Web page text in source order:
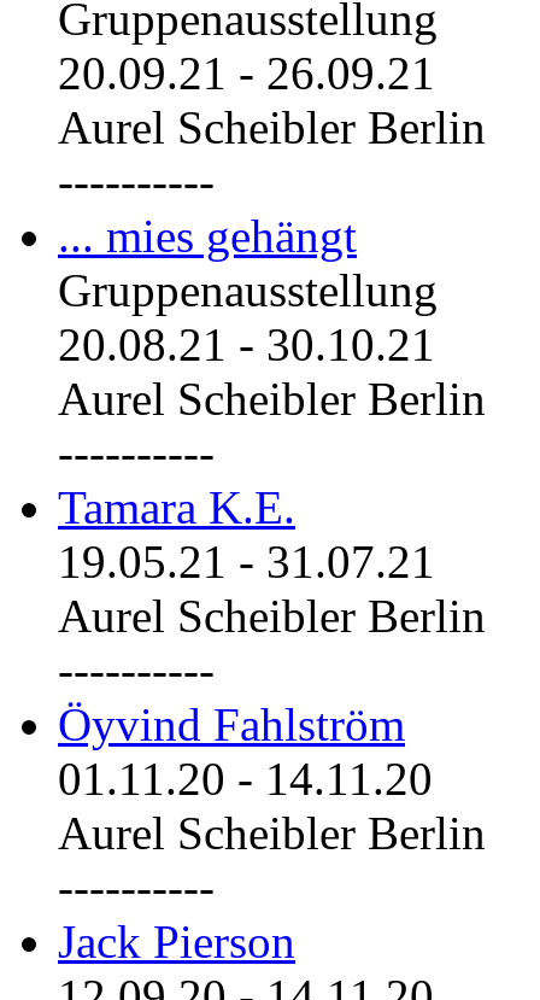
Gruppenausstellung
20.09.21 - 26.09.21
Aurel Scheibler Berlin
----------
... mies gehängt
Gruppenausstellung
20.08.21 - 30.10.21
Aurel Scheibler Berlin
----------
Tamara K.E.
19.05.21 - 31.07.21
Aurel Scheibler Berlin
----------
Öyvind Fahlström
01.11.20 - 14.11.20
Aurel Scheibler Berlin
----------
Jack Pierson